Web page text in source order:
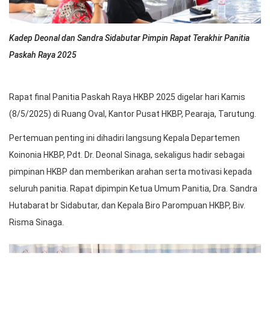
Kadep Deonal dan Sandra Sidabutar Pimpin Rapat Terakhir Panitia
Paskah Raya 2025
Rapat final Panitia Paskah Raya HKBP 2025 digelar hari Kamis
(8/5/2025) di Ruang Oval, Kantor Pusat HKBP, Pearaja, Tarutung.
Pertemuan penting ini dihadiri langsung Kepala Departemen
Koinonia HKBP, Pdt. Dr. Deonal Sinaga, sekaligus hadir sebagai
pimpinan HKBP dan memberikan arahan serta motivasi kepada
seluruh panitia. Rapat dipimpin Ketua Umum Panitia, Dra. Sandra
Hutabarat br Sidabutar, dan Kepala Biro Parompuan HKBP, Biv.
Risma Sinaga.